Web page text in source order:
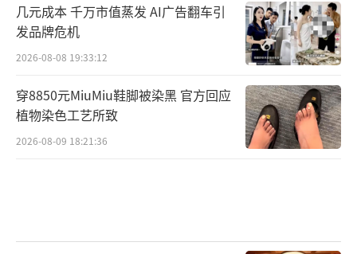
几元成本 千万市值蒸发 AI广告翻车引
发品牌危机
2026-08-08 19:33:12
穿8850元MiuMiu鞋脚被染黑 官方回应
植物染色工艺所致
2026-08-09 18:21:36